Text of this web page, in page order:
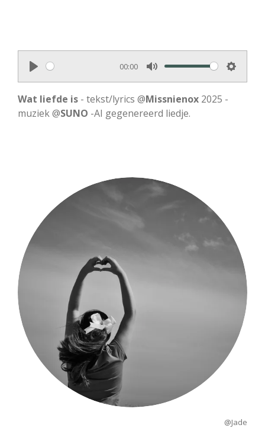
P
l
a
00:00
M
u
t
S
Wat liefde is - tekst/lyrics @Missnienox 2025 -
muziek @SUNO -AI gegenereerd liedje.
@Jade